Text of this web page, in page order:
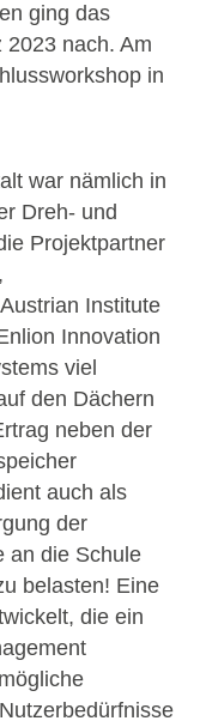
ging das
2023 nach. Am
in
war nämlich in
Dreh- und
Projektpartner
Institute
Innovation
viel
den Dächern
neben der
auch als
der
an die Schule
belasten! Eine
die ein